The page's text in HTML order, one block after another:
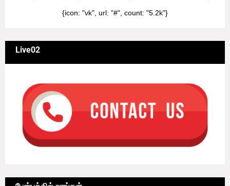
{icon: "vk", url: "#", count: "5.2k"}
Live02